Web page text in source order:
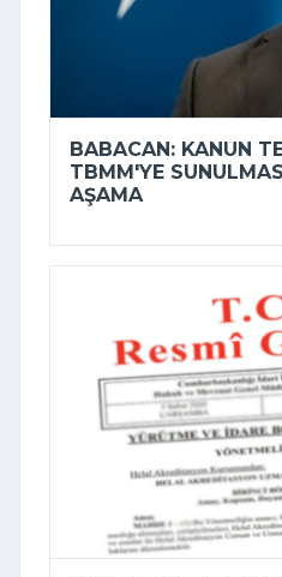
BABACAN: KANUN
TBMM'YE
AŞAMA